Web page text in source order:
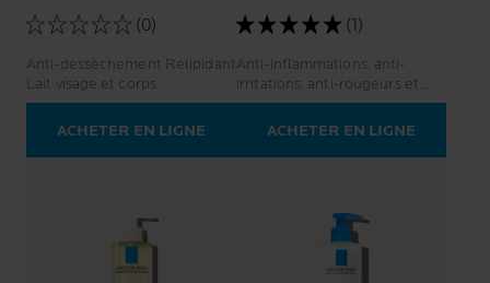
(0)
Anti-dessèchement Relipidant
Lait visage et corps
ACHETER EN LIGNE
(1)
Anti-inflammations, anti-
irritations, anti-rougeurs et
anti-démangeaisons.
ACHETER EN LIGNE